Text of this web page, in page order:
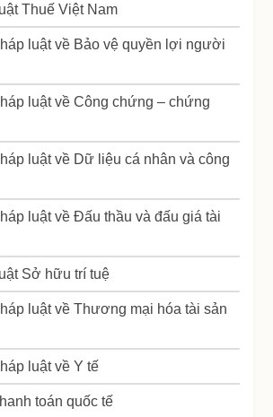
Thuế Việt Nam
luật về Bảo vệ quyền lợi người
luật về Công chứng – chứng
luật về Dữ liệu cá nhân và công
luật về Đấu thầu và đấu giá tài
Sở hữu trí tuệ
luật về Thương mại hóa tài sản
luật về Y tế
toán quốc tế